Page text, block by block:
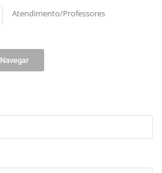
Atendimento/Professores
Navegar